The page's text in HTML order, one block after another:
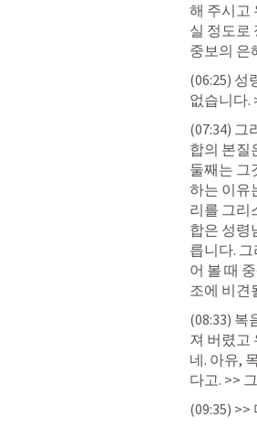
해 주시고
실 정도로
중보의 은
(06:25) 성
없습니다.
(07:34)
합의 본질
둘째는 그
하는 이유
리를 그리
합은 성령
릅니다.
어 볼 때
조에 비견
(08:33) 복
져 버렸고
네. 아유,
다고. >>
(09:35)